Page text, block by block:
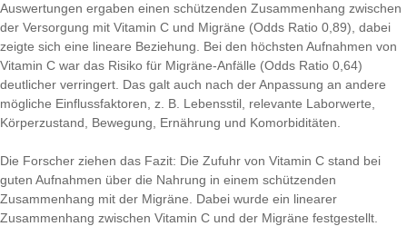
Auswertungen ergaben einen schützenden Zusammenhang zwischen
der Versorgung mit Vitamin C und Migräne (Odds Ratio 0,89), dabei
zeigte sich eine lineare Beziehung. Bei den höchsten Aufnahmen von
Vitamin C war das Risiko für Migräne-Anfälle (Odds Ratio 0,64)
deutlicher verringert. Das galt auch nach der Anpassung an andere
mögliche Einflussfaktoren, z. B. Lebensstil, relevante Laborwerte,
Körperzustand, Bewegung, Ernährung und Komorbiditäten.
Die Forscher ziehen das Fazit: Die Zufuhr von Vitamin C stand bei
guten Aufnahmen über die Nahrung in einem schützenden
Zusammenhang mit der Migräne. Dabei wurde ein linearer
Zusammenhang zwischen Vitamin C und der Migräne festgestellt.